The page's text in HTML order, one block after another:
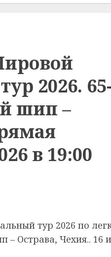
2026.
шип –
в 19:00
тур 2026 по
– Острава, Чехия.. 16